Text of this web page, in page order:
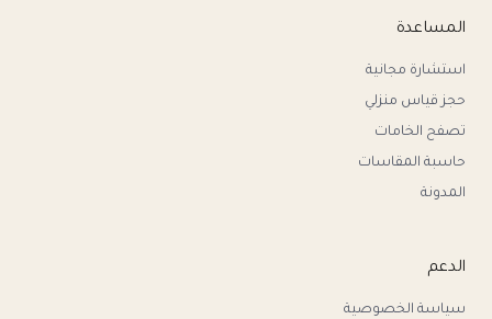
المساعدة
استشارة مجانية
حجز قياس منزلي
تصفح الخامات
حاسبة المقاسات
المدونة
الدعم
سياسة الخصوصية